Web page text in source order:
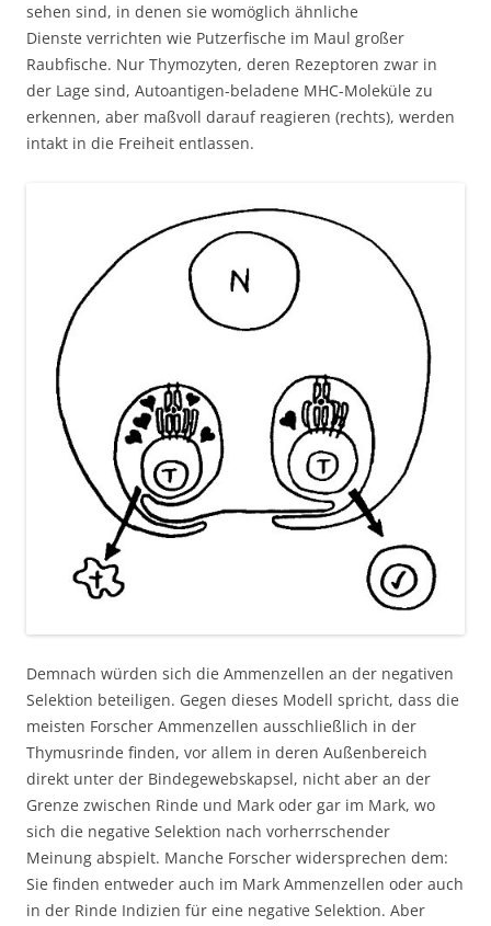
sehen sind, in denen sie womöglich ähnliche
Dienste verrichten wie Putzerfische im Maul großer
Raubfische. Nur Thymozyten, deren Rezeptoren zwar in
der Lage sind, Autoantigen-beladene MHC-Moleküle zu
erkennen, aber maßvoll darauf reagieren (rechts), werden
intakt in die Freiheit entlassen.
Demnach würden sich die Ammenzellen an der negativen
Selektion beteiligen. Gegen dieses Modell spricht, dass die
meisten Forscher Ammenzellen ausschließlich in der
Thymusrinde finden, vor allem in deren Außenbereich
direkt unter der Bindegewebskapsel, nicht aber an der
Grenze zwischen Rinde und Mark oder gar im Mark, wo
sich die negative Selektion nach vorherrschender
Meinung abspielt. Manche Forscher widersprechen dem:
Sie finden entweder auch im Mark Ammenzellen oder auch
in der Rinde Indizien für eine negative Selektion. Aber